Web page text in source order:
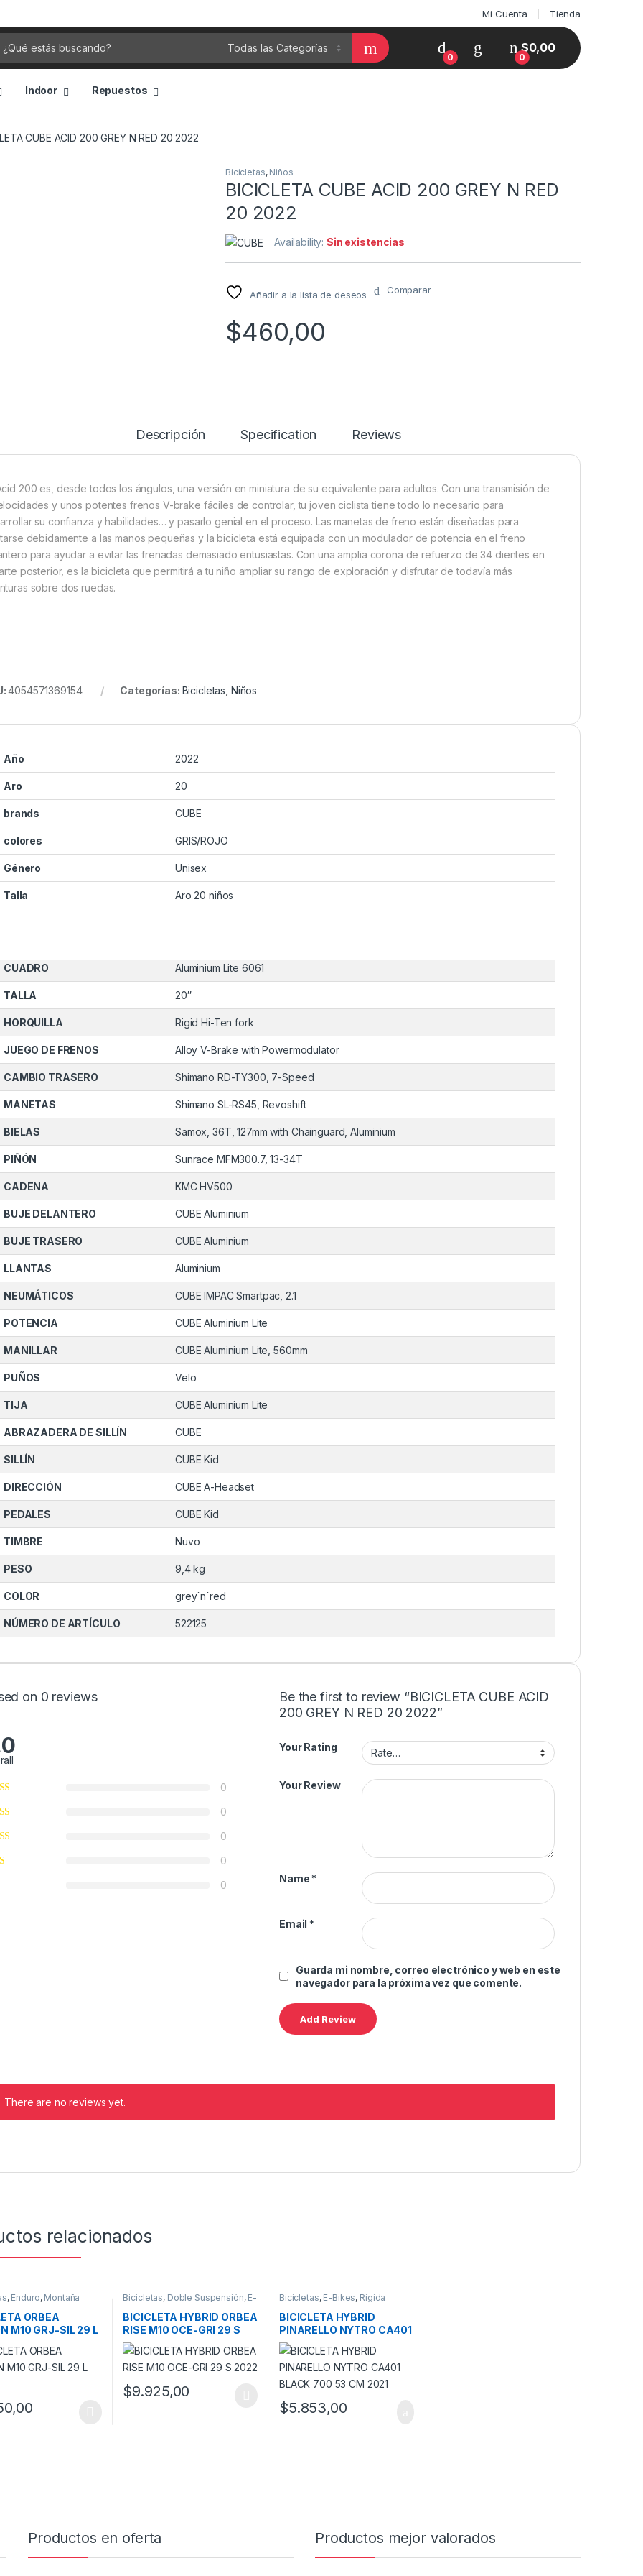
Mi Cuenta Tienda
0 0
$0,00
Indoor Repuestos
CUBE ACID 200 GREY N RED 20 2022
Bicicletas, Niños
BICICLETA CUBE ACID 200 GREY N RED
20 2022
Availability:Sin existencias
Añadir a la lista de deseos Comparar
$460,00
Descripción Specification Reviews
200 es, desde todos los ángulos, una versión en miniatura de su equivalente para adultos. Con una transmisión de
y unos potentes frenos V-brake fáciles de controlar, tu joven ciclista tiene todo lo necesario para
su confianza y habilidades… y pasarlo genial en el proceso. Las manetas de freno están diseñadas para
debidamente a las manos pequeñas y la bicicleta está equipada con un modulador de potencia en el freno
para ayudar a evitar las frenadas demasiado entusiastas. Con una amplia corona de refuerzo de 34 dientes en
posterior, es la bicicleta que permitirá a tu niño ampliar su rango de exploración y disfrutar de todavía más
sobre dos ruedas.
4054571369154 Categorías: Bicicletas, Niños
Año 2022
Aro 20
brands CUBE
colores GRIS/ROJO
Género Unisex
Talla Aro 20 niños
CUADRO Aluminium Lite 6061
TALLA 20″
HORQUILLA Rigid Hi-Ten fork
JUEGO DE FRENOS Alloy V-Brake with Powermodulator
CAMBIO TRASERO Shimano RD-TY300, 7-Speed
MANETAS Shimano SL-RS45, Revoshift
BIELAS Samox, 36T, 127mm with Chainguard, Aluminium
PIÑÓN Sunrace MFM300.7, 13-34T
CADENA KMC HV500
BUJE DELANTERO CUBE Aluminium
BUJE TRASERO CUBE Aluminium
LLANTAS Aluminium
NEUMÁTICOS CUBE IMPAC Smartpac, 2.1
POTENCIA CUBE Aluminium Lite
MANILLAR CUBE Aluminium Lite, 560mm
PUÑOS Velo
TIJA CUBE Aluminium Lite
ABRAZADERA DE SILLÍN CUBE
SILLÍN CUBE Kid
DIRECCIÓN CUBE A-Headset
PEDALES CUBE Kid
TIMBRE Nuvo
PESO 9,4 kg
COLOR grey´n´red
NÚMERO DE ARTÍCULO 522125
on 0 reviews
0
0
0
0
0
Be the first to review “BICICLETA CUBE ACID
200 GREY N RED 20 2022”
Your Rating
Your Review
Name *
Email *
Guarda mi nombre, correo electrónico y web en este
navegador para la próxima vez que comente.
There are no reviews yet.
relacionados
, Enduro, Montaña
ORBEA
M10 GRJ-SIL 29 L
Bicicletas, Doble Suspensión, E-
Promoción Bici
Promociones
BICICLETA HYBRID ORBEA
RISE M10 OCE-GRI 29 S
2022
$9.925,00
Este producto tiene múltiples variantes. Las opciones se pueden elegir en la página de producto
Bicicletas, E-Bikes, Rigida
BICICLETA HYBRID
PINARELLO NYTRO CA401
BLACK 700 53 CM 2021
$5.853,00
Productos en oferta Productos mejor valorados